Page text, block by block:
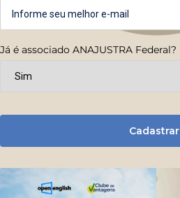
Já é associado ANAJUSTRA Federal?
Cadastrar